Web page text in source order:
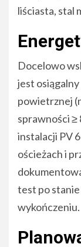
liściasta, stal
Docelowo
jest
powietrznej
sprawności ≥
instalacji PV
ościeżach i
test po
wykończeniu.